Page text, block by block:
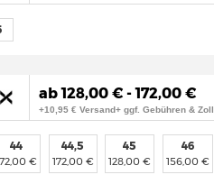
ab 128,00 € - 172,00 €
+10,95 € Versand+ ggf. Gebühren & Zoll
44
€
44,5
172,00 €
45
128,00 €
46
156,00 €